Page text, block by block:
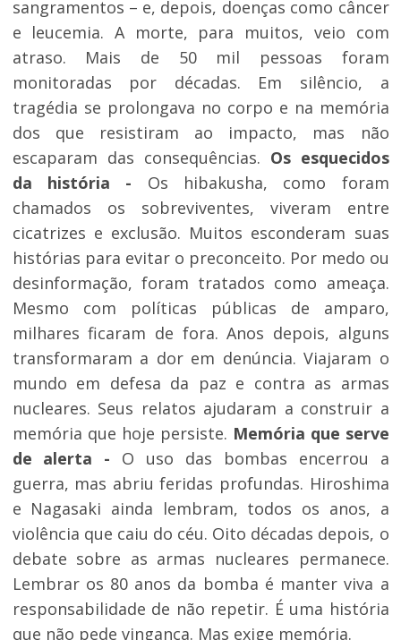
sangramentos – e, depois, doenças como câncer
e leucemia. A morte, para muitos, veio com
atraso. Mais de 50 mil pessoas foram
monitoradas por décadas. Em silêncio, a
tragédia se prolongava no corpo e na memória
dos que resistiram ao impacto, mas não
escaparam das consequências. Os esquecidos
da história - Os hibakusha, como foram
chamados os sobreviventes, viveram entre
cicatrizes e exclusão. Muitos esconderam suas
histórias para evitar o preconceito. Por medo ou
desinformação, foram tratados como ameaça.
Mesmo com políticas públicas de amparo,
milhares ficaram de fora. Anos depois, alguns
transformaram a dor em denúncia. Viajaram o
mundo em defesa da paz e contra as armas
nucleares. Seus relatos ajudaram a construir a
memória que hoje persiste. Memória que serve
de alerta - O uso das bombas encerrou a
guerra, mas abriu feridas profundas. Hiroshima
e Nagasaki ainda lembram, todos os anos, a
violência que caiu do céu. Oito décadas depois, o
debate sobre as armas nucleares permanece.
Lembrar os 80 anos da bomba é manter viva a
responsabilidade de não repetir. É uma história
que não pede vingança. Mas exige memória.